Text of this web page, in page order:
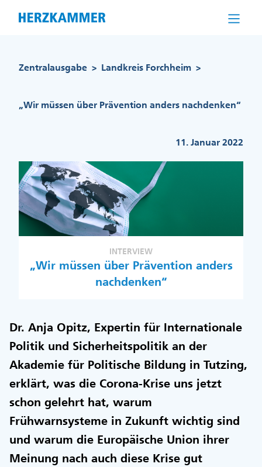
Zentralausgabe > Landkreis Forchheim >
„Wir müssen über Prävention anders nachdenken“
11. Januar 2022
INTERVIEW
„Wir müssen über Prävention anders
nachdenken“
Dr. Anja Opitz, Expertin für Internationale
Politik und Sicherheitspolitik an der
Akademie für Politische Bildung in Tutzing,
erklärt, was die Corona-Krise uns jetzt
schon gelehrt hat, warum
Frühwarnsysteme in Zukunft wichtig sind
und warum die Europäische Union ihrer
Meinung nach auch diese Krise gut